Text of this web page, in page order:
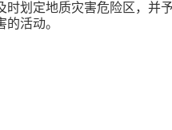
划定地质灾害危险区，并
活动。